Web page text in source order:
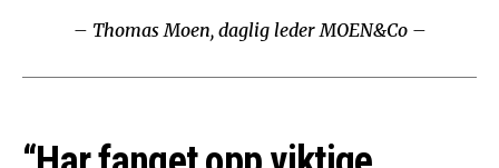
– Thomas Moen, daglig leder MOEN&Co –